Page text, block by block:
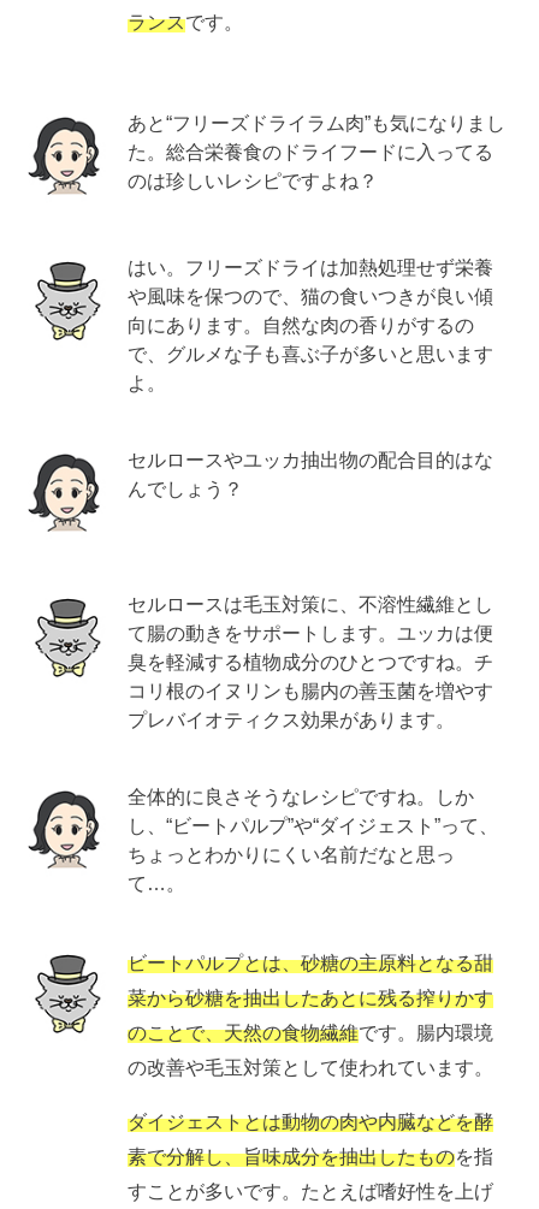
ランスです。
あと“フリーズドライラム肉”も気になりまし
た。総合栄養食のドライフードに入ってる
のは珍しいレシピですよね？
はい。フリーズドライは加熱処理せず栄養
や風味を保つので、猫の食いつきが良い傾
向にあります。自然な肉の香りがするの
で、グルメな子も喜ぶ子が多いと思います
よ。
セルロースやユッカ抽出物の配合目的はな
んでしょう？
セルロースは毛玉対策に、不溶性繊維とし
て腸の動きをサポートします。ユッカは便
臭を軽減する植物成分のひとつですね。チ
コリ根のイヌリンも腸内の善玉菌を増やす
プレバイオティクス効果があります。
全体的に良さそうなレシピですね。しか
し、“ビートパルプ”や“ダイジェスト”って、
ちょっとわかりにくい名前だなと思っ
て…。
ビートパルプとは、砂糖の主原料となる甜
菜から砂糖を抽出したあとに残る搾りかす
のことで、天然の食物繊維です。腸内環境
の改善や毛玉対策として使われています。
ダイジェストとは動物の肉や内臓などを酵
素で分解し、旨味成分を抽出したものを指
すことが多いです。たとえば嗜好性を上げ